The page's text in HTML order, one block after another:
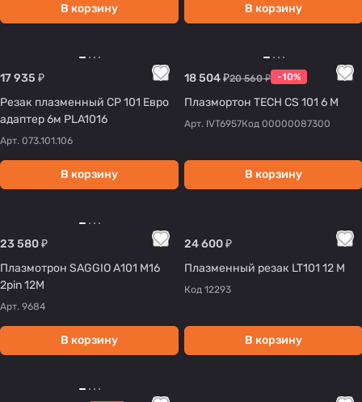
В корзину В корзину
17 935 ₽
Резак плазменный CP 101 Евро
адаптер 6м PLA1016
Арт. 073.101.106
В корзину
18 504 ₽20 560 ₽ -10%
Плазмортон TECH CS 101 6 М
Арт. IVT6957Код 00000087300
В корзину
23 580 ₽
Плазмотрон SAGGIO А101 М16
2pin 12М
Арт. 9684
В корзину
24 600 ₽
Плазменный резак LT101 12 М
Код 12293
В корзину